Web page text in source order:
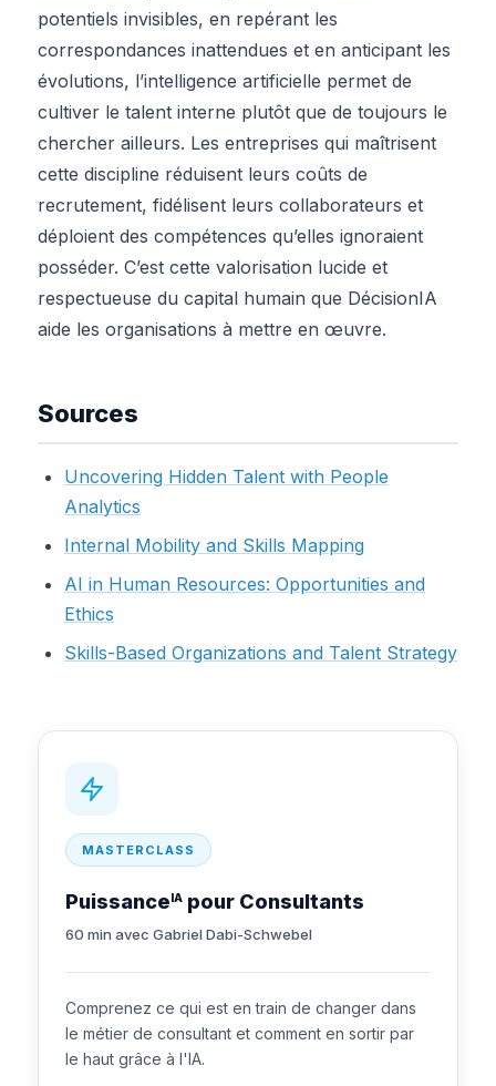
potentiels invisibles, en repérant les
correspondances inattendues et en anticipant les
évolutions, l’intelligence artificielle permet de
cultiver le talent interne plutôt que de toujours le
chercher ailleurs. Les entreprises qui maîtrisent
cette discipline réduisent leurs coûts de
recrutement, fidélisent leurs collaborateurs et
déploient des compétences qu’elles ignoraient
posséder. C’est cette valorisation lucide et
respectueuse du capital humain que DécisionIA
aide les organisations à mettre en œuvre.
Sources
Uncovering Hidden Talent with People
Analytics
Internal Mobility and Skills Mapping
AI in Human Resources: Opportunities and
Ethics
Skills-Based Organizations and Talent Strategy
MASTERCLASS
Puissance IA pour Consultants
60 min avec Gabriel Dabi-Schwebel
Comprenez ce qui est en train de changer dans
le métier de consultant et comment en sortir par
le haut grâce à l'IA.